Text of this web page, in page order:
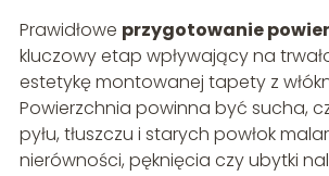
Prawidłowe przygotowanie
kluczowy etap wpływający na
estetykę montowanej tapety z
Powierzchnia powinna być sucha,
pyłu, tłuszczu i starych powłok
nierówności, pęknięcia czy ubytki